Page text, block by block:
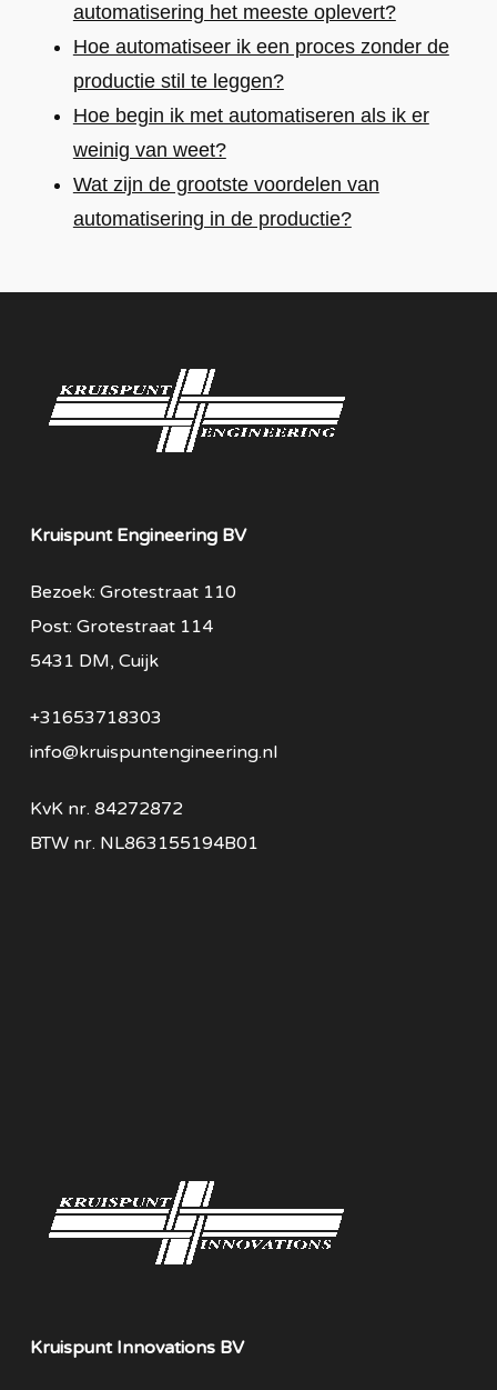
automatisering het meeste oplevert?
Hoe automatiseer ik een proces zonder de
productie stil te leggen?
Hoe begin ik met automatiseren als ik er
weinig van weet?
Wat zijn de grootste voordelen van
automatisering in de productie?
Kruispunt Engineering BV
Bezoek: Grotestraat 110
Post: Grotestraat 114
5431 DM, Cuijk
+31653718303
info@kruispuntengineering.nl
KvK nr. 84272872
BTW nr. NL863155194B01
Kruispunt Innovations BV